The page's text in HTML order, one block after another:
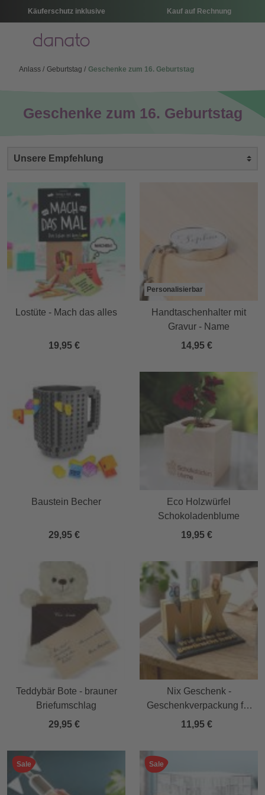
Käuferschutz inklusive Kauf auf Rechnung
Menü
Anlass Geburtstag Geschenke zum 16. Geburtstag
Geschenke zum 16. Geburtstag
Lostüte - Mach das alles
19,95 €
Personalisierbar
Handtaschenhalter mit
Gravur - Name
14,95 €
Baustein Becher
29,95 €
Eco Holzwürfel
Schokoladenblume
19,95 €
Teddybär Bote - brauner
Briefumschlag
29,95 €
Nix Geschenk -
Geschenkverpackung für
Geld & Gutscheine in
11,95 €
Sale Sale